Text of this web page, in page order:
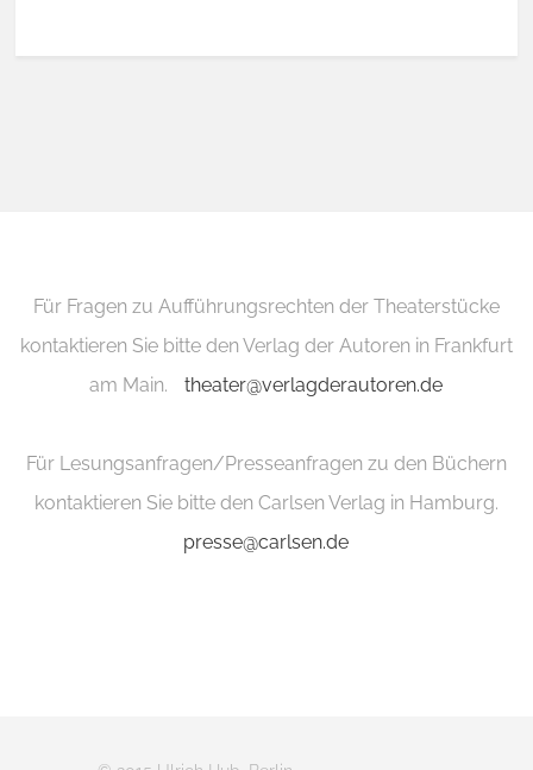
Für Fragen zu Aufführungsrechten der Theaterstücke
kontaktieren Sie bitte den Verlag der Autoren in Frankfurt
am Main.theater@verlagderautoren.de
Für Lesungsanfragen/Presseanfragen zu den Büchern
kontaktieren Sie bitte den Carlsen Verlag in Hamburg.
presse@carlsen.de